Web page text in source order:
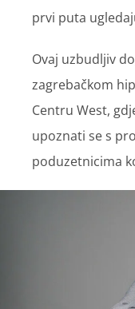
prvi puta
Ovaj uzbudljiv
zagrebačkom
Centru West,
upoznati se s
poduzetnicima